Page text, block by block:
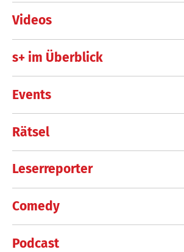
Videos
s+ im Überblick
Events
Rätsel
Leserreporter
Comedy
Podcast